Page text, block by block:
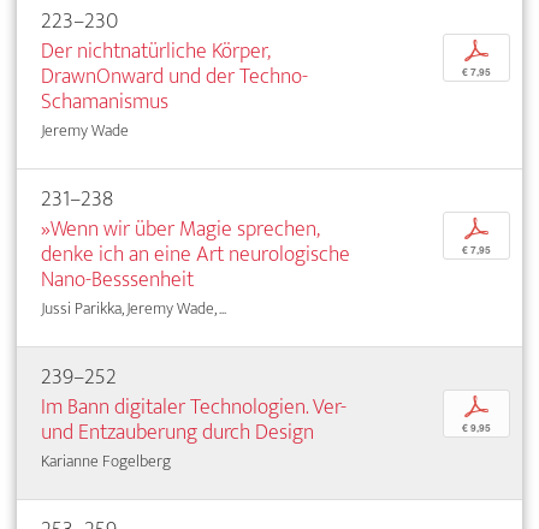
223–230
Der nichtnatürliche Körper,
DrawnOnward und der Techno-
Schamanismus
Jeremy Wade
p
€ 7,95
231–238
»Wenn wir über Magie sprechen,
denke ich an eine Art neurologische
Nano-Besssenheit
Jussi Parikka, Jeremy Wade, ...
p
€ 7,95
239–252
Im Bann digitaler Technologien. Ver-
und Entzauberung durch Design
Karianne Fogelberg
p
€ 9,95